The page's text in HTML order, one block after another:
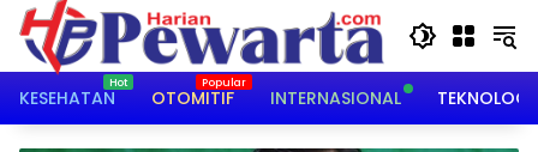
Langsung
konten
KESEHATAN
OTOMITIF INTERNASIONAL TEKNOLOGI